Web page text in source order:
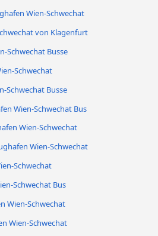
Wien-Schwechat
von Klagenfurt
Schwechat Busse
Schwechat
Schwechat Busse
Wien-Schwechat Bus
Wien-Schwechat
Wien-Schwechat
Schwechat
Schwechat Bus
Wien-Schwechat
Wien-Schwechat